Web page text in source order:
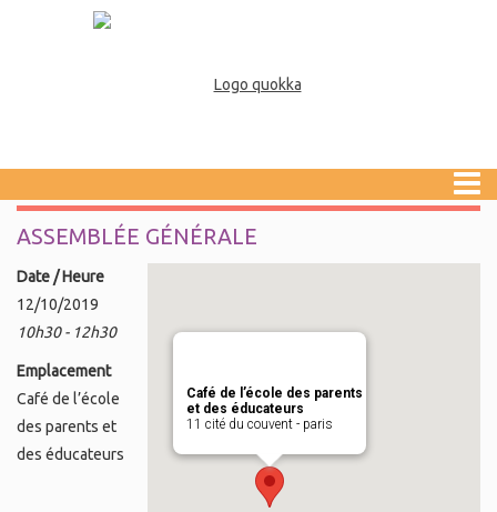
ASSEMBLÉE GÉNÉRALE
Café de l’école des parents
et des éducateurs
11 cité du couvent - paris
Date / Heure
12/10/2019
10h30 - 12h30
Emplacement
Café de l’école
des parents et
des éducateurs